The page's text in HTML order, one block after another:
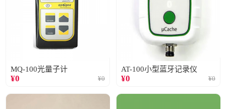
MQ-100光量子计
¥0 ¥0
AT-100小型蓝牙记录仪
¥0 ¥0